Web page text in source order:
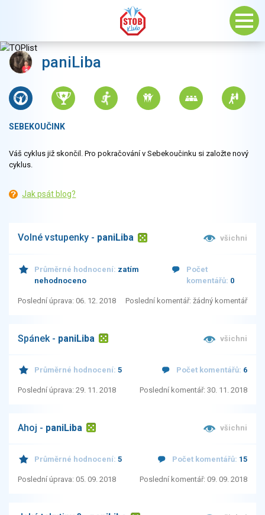
paniLiba
SEBEKOUČINK
Váš cyklus již skončil. Pro pokračování v Sebekoučinku si založte nový
cyklus.
Jak psát blog?
Volné vstupenky - paniLiba všichni
Průměrné hodnocení: zatím
nehodnoceno
Počet
komentářů: 0
Poslední úprava: 06. 12. 2018 Poslední komentář: žádný komentář
Spánek - paniLiba všichni
Průměrné hodnocení: 5 Počet komentářů: 6
Poslední úprava: 29. 11. 2018 Poslední komentář: 30. 11. 2018
Ahoj - paniLiba všichni
Průměrné hodnocení: 5 Počet komentářů: 15
Poslední úprava: 05. 09. 2018 Poslední komentář: 09. 09. 2018